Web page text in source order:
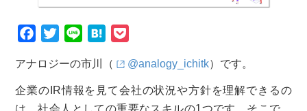
c
e
b
t
t
n
e
H
e
n
c
k
e
アナロジーの市川（ @analogy_ichitk）です。
企業のIR情報を見て会社の状況や方針を理解できるの
は、社会人としての重要なスキルの1つです。そこで、